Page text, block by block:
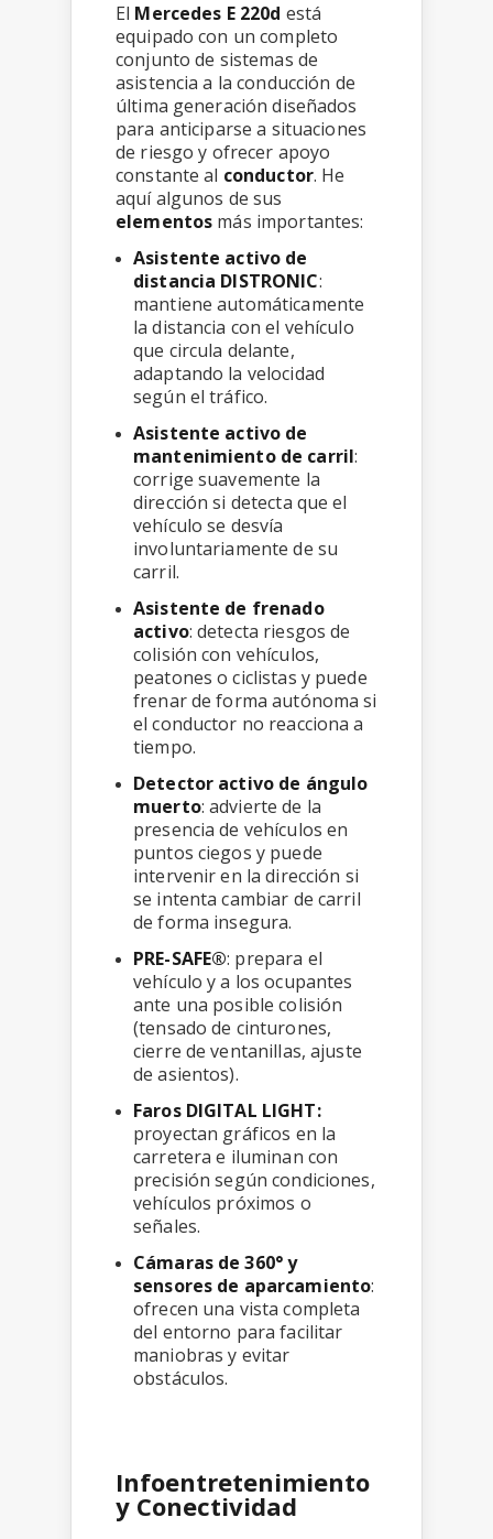
El Mercedes E 220d está
equipado con un completo
conjunto de sistemas de
asistencia a la conducción de
última generación diseñados
para anticiparse a situaciones
de riesgo y ofrecer apoyo
constante al conductor. He
aquí algunos de sus
elementos más importantes:
Asistente activo de
distancia DISTRONIC:
mantiene automáticamente
la distancia con el vehículo
que circula delante,
adaptando la velocidad
según el tráfico.
Asistente activo de
mantenimiento de carril:
corrige suavemente la
dirección si detecta que el
vehículo se desvía
involuntariamente de su
carril.
Asistente de frenado
activo: detecta riesgos de
colisión con vehículos,
peatones o ciclistas y puede
frenar de forma autónoma si
el conductor no reacciona a
tiempo.
Detector activo de ángulo
muerto: advierte de la
presencia de vehículos en
puntos ciegos y puede
intervenir en la dirección si
se intenta cambiar de carril
de forma insegura.
PRE-SAFE®: prepara el
vehículo y a los ocupantes
ante una posible colisión
(tensado de cinturones,
cierre de ventanillas, ajuste
de asientos).
Faros DIGITAL LIGHT:
proyectan gráficos en la
carretera e iluminan con
precisión según condiciones,
vehículos próximos o
señales.
Cámaras de 360° y
sensores de aparcamiento:
ofrecen una vista completa
del entorno para facilitar
maniobras y evitar
obstáculos.
Infoentretenimiento
y Conectividad